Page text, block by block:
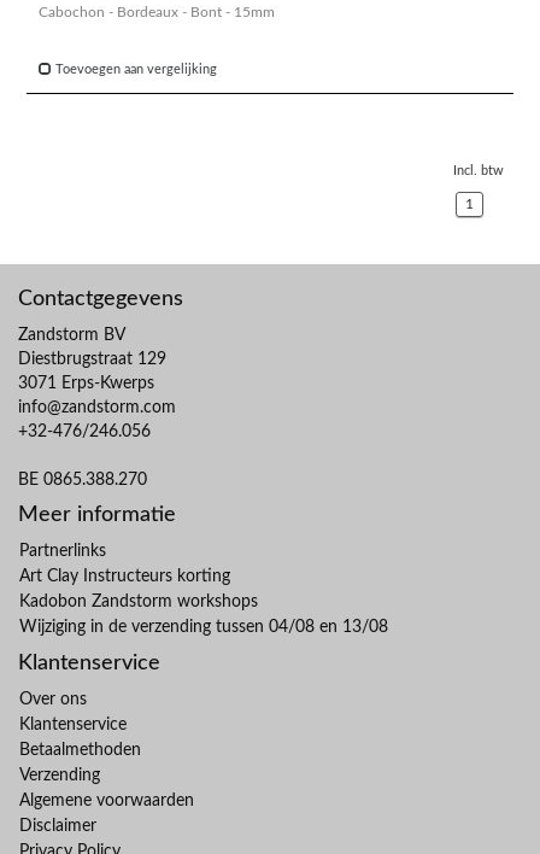
Cabochon - Bordeaux - Bont - 15mm
Toevoegen aan vergelijking
Incl. btw
1
Contactgegevens
Zandstorm BV
Diestbrugstraat 129
3071 Erps-Kwerps
info@zandstorm.com
+32-476/246.056
BE 0865.388.270
Meer informatie
Partnerlinks
Art Clay Instructeurs korting
Kadobon Zandstorm workshops
Wijziging in de verzending tussen 04/08 en 13/08
Klantenservice
Over ons
Klantenservice
Betaalmethoden
Verzending
Algemene voorwaarden
Disclaimer